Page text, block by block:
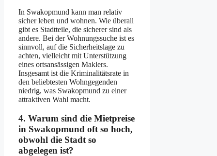
In Swakopmund kann man relativ
sicher leben und wohnen. Wie überall
gibt es Stadtteile, die sicherer sind als
andere. Bei der Wohnungssuche ist es
sinnvoll, auf die Sicherheitslage zu
achten, vielleicht mit Unterstützung
eines ortsansässigen Maklers.
Insgesamt ist die Kriminalitätsrate in
den beliebtesten Wohngegenden
niedrig, was Swakopmund zu einer
attraktiven Wahl macht.
4. Warum sind die Mietpreise
in Swakopmund oft so hoch,
obwohl die Stadt so
abgelegen ist?